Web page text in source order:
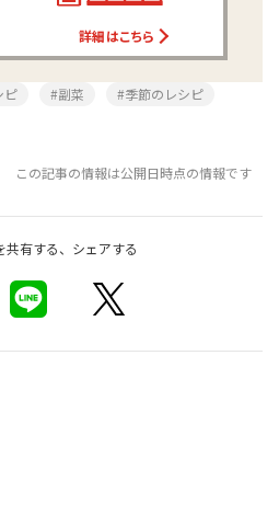
詳細はこちら
ピ #副菜
#季節のレシピ
この記事の情報は公開日時点の情報です
共有する、シェアする